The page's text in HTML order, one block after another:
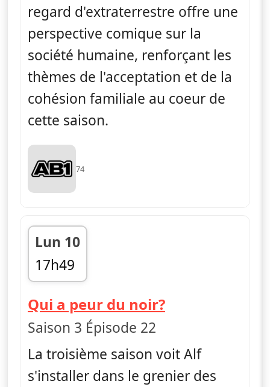
regard d'extraterrestre offre une
perspective comique sur la
société humaine, renforçant les
thèmes de l'acceptation et de la
cohésion familiale au coeur de
cette saison.
74
Lun 10
17h49
fin 18h13
Qui a peur du noir?— Alf
Saison 3 Épisode 22
La troisième saison voit Alf
s'installer dans le grenier des